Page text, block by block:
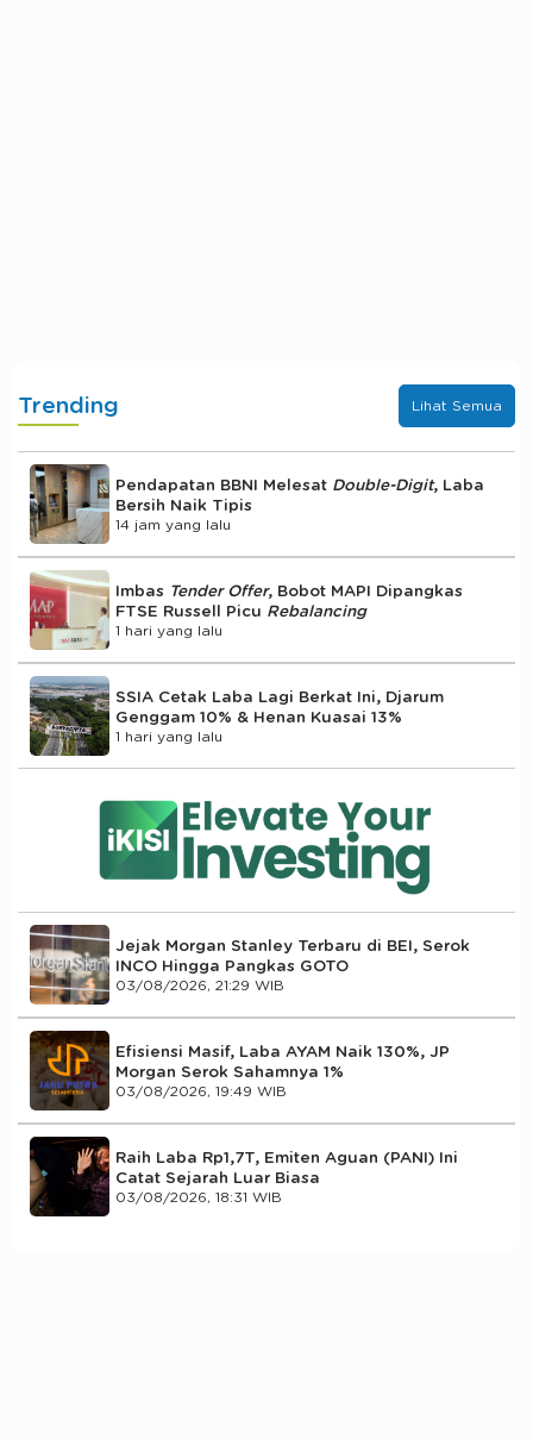
Trending Lihat Semua
Pendapatan BBNI Melesat Double-Digit, Laba
Bersih Naik Tipis
14 jam yang lalu
Imbas Tender Offer, Bobot MAPI Dipangkas
FTSE Russell Picu Rebalancing
1 hari yang lalu
SSIA Cetak Laba Lagi Berkat Ini, Djarum
Genggam 10% & Henan Kuasai 13%
1 hari yang lalu
Jejak Morgan Stanley Terbaru di BEI, Serok
INCO Hingga Pangkas GOTO
03/08/2026, 21:29 WIB
Efisiensi Masif, Laba AYAM Naik 130%, JP
Morgan Serok Sahamnya 1%
03/08/2026, 19:49 WIB
Raih Laba Rp1,7T, Emiten Aguan (PANI) Ini
Catat Sejarah Luar Biasa
03/08/2026, 18:31 WIB